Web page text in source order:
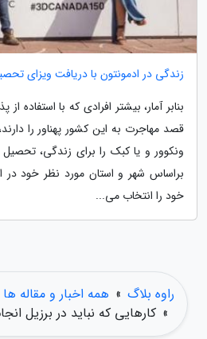
زندگی در ادمونتون با دریافت ویزای
بنابر آمار، بیشتر افرادی که با استفاده
قصد مهاجرت به این کشور پهناور را
ونکوور و یا کبک را برای زندگی، تحصیل
براساس شهر و استان مورد نظر خود در
خود را انتخاب می...
راوه بلاگ » همه اخبار و مقاله ها
» کارهایی که نباید در برزیل